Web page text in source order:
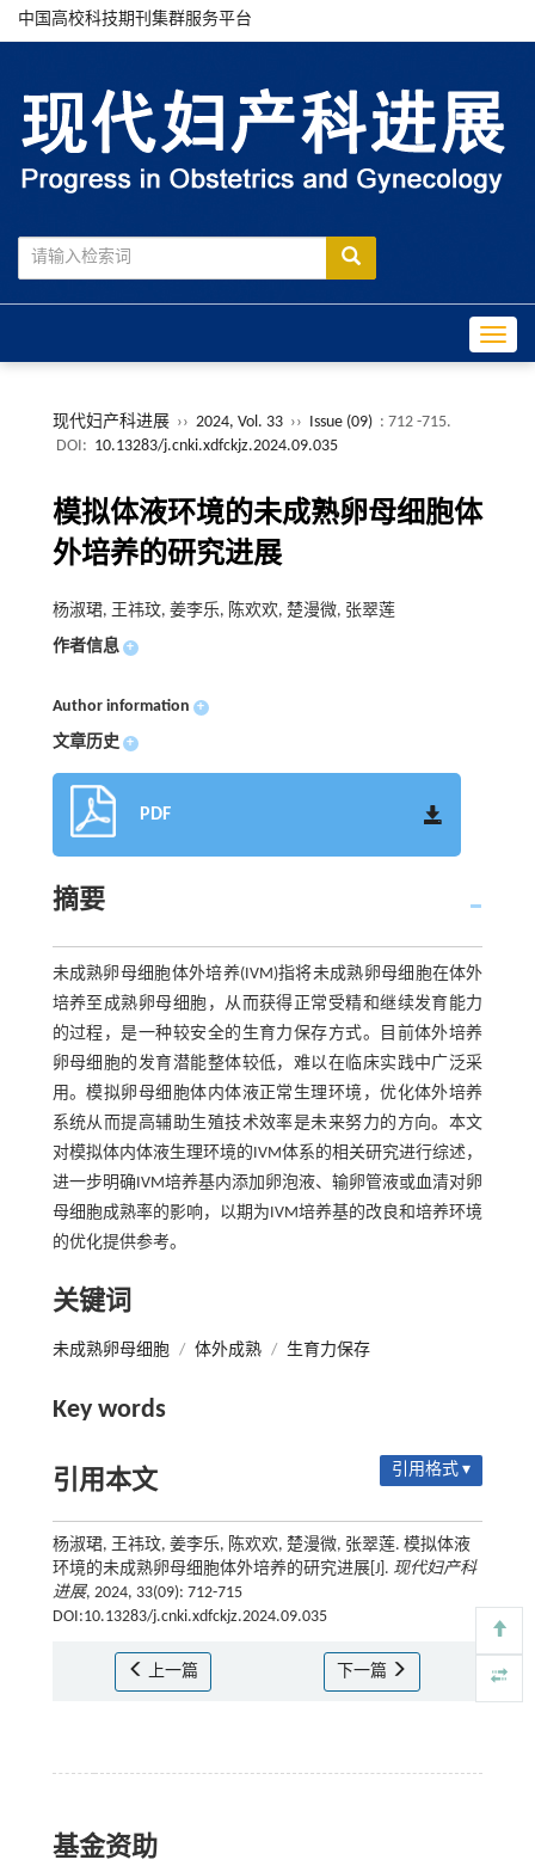
中国高校科技期刊集群服务平台
现代妇产科进展 ›› 2024, Vol. 33 ›› Issue (09) : 712 -715.
DOI: 10.13283/j.cnki.xdfckjz.2024.09.035
模拟体液环境的未成熟卵母细胞体
外培养的研究进展
杨淑珺, 王祎玟, 姜李乐, 陈欢欢, 楚漫微, 张翠莲
作者信息 +
Author information +
文章历史 +
PDF
摘要
未成熟卵母细胞体外培养(IVM)指将未成熟卵母细胞在体外
培养至成熟卵母细胞，从而获得正常受精和继续发育能力
的过程，是一种较安全的生育力保存方式。目前体外培养
卵母细胞的发育潜能整体较低，难以在临床实践中广泛采
用。模拟卵母细胞体内体液正常生理环境，优化体外培养
系统从而提高辅助生殖技术效率是未来努力的方向。本文
对模拟体内体液生理环境的IVM体系的相关研究进行综述，
进一步明确IVM培养基内添加卵泡液、输卵管液或血清对卵
母细胞成熟率的影响，以期为IVM培养基的改良和培养环境
的优化提供参考。
关键词
未成熟卵母细胞 / 体外成熟 / 生育力保存
Key words
引用本文 引用格式 ▾
杨淑珺, 王祎玟, 姜李乐, 陈欢欢, 楚漫微, 张翠莲. 模拟体液
环境的未成熟卵母细胞体外培养的研究进展[J]. 现代妇产科
进展, 2024, 33(09): 712-715
DOI:10.13283/j.cnki.xdfckjz.2024.09.035
上一篇 下一篇
基金资助